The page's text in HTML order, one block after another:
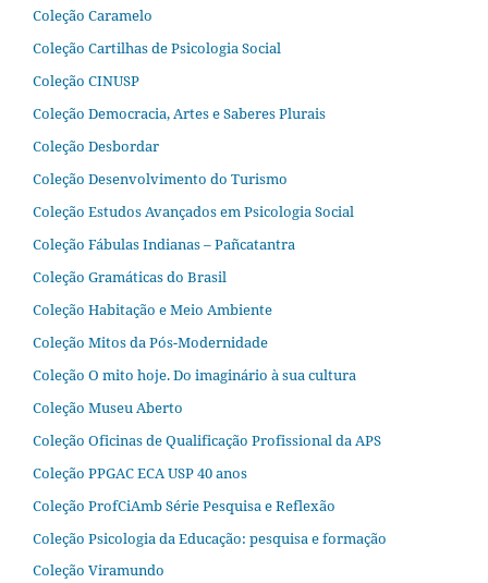
Coleção Caramelo
Coleção Cartilhas de Psicologia Social
Coleção CINUSP
Coleção Democracia, Artes e Saberes Plurais
Coleção Desbordar
Coleção Desenvolvimento do Turismo
Coleção Estudos Avançados em Psicologia Social
Coleção Fábulas Indianas – Pañcatantra
Coleção Gramáticas do Brasil
Coleção Habitação e Meio Ambiente
Coleção Mitos da Pós-Modernidade
Coleção O mito hoje. Do imaginário à sua cultura
Coleção Museu Aberto
Coleção Oficinas de Qualificação Profissional da APS
Coleção PPGAC ECA USP 40 anos
Coleção ProfCiAmb Série Pesquisa e Reflexão
Coleção Psicologia da Educação: pesquisa e formação
Coleção Viramundo